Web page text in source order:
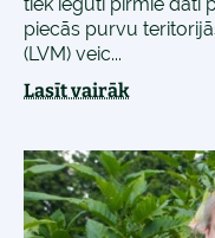
piecās purvu
(LVM) veic...
Lasīt vairāk